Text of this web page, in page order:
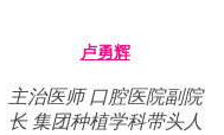
卢勇辉
主治医师 口腔医院副院
长 集团种植学科带头人